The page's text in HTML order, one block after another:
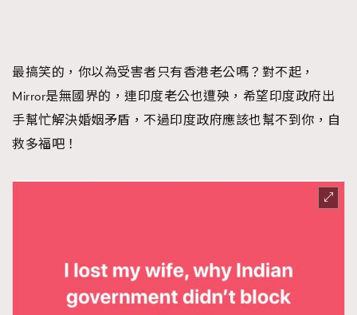
最搞笑的，你以為受害者只有香港老公嗎？對不起，
Mirror是無國界的，連印度老公也遭殃，希望印度政府出
手幫忙解決婚姻矛盾，不過印度政府應該也幫不到你，自
救多福吧！